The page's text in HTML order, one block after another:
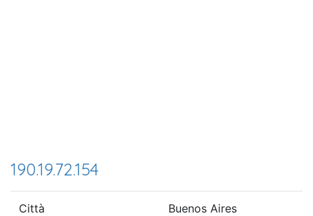
190.19.72.154
Città Buenos Aires